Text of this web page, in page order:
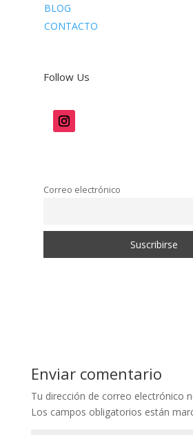
BLOG
CONTACTO
Follow Us
Correo electrónico
Enviar comentario
Tu dirección de correo electrónico
Los campos obligatorios están